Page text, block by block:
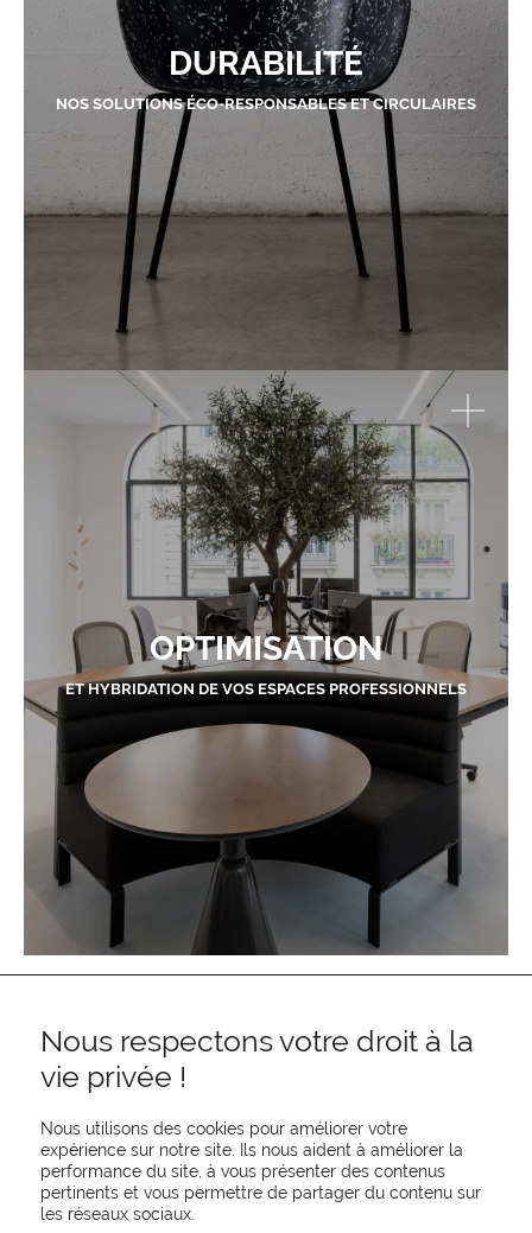
DURABILITÉ
NOS SOLUTIONS ÉCO-RESPONSABLES ET CIRCULAIRES
OPTIMISATION
ET HYBRIDATION DE VOS ESPACES PROFESSIONNELS
REJOIGNEZ-NOUS
Nous respectons votre droit à la
vie privée !
Nous utilisons des cookies pour améliorer votre
expérience sur notre site. Ils nous aident à améliorer la
performance du site, à vous présenter des contenus
pertinents et vous permettre de partager du contenu sur
les réseaux sociaux.